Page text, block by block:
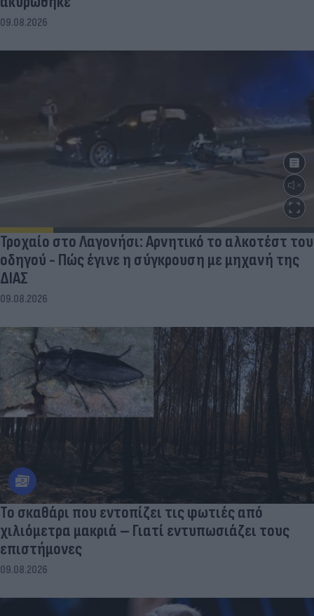
09.08.2026
Τροχαίο στο Λαγονήσι: Αρνητικό το αλκοτέστ του
οδηγού - Πώς έγινε η σύγκρουση με μηχανή της
ΔΙΑΣ
09.08.2026
Το σκαθάρι που εντοπίζει τις φωτιές από
χιλιόμετρα μακριά – Γιατί εντυπωσιάζει τους
επιστήμονες
09.08.2026